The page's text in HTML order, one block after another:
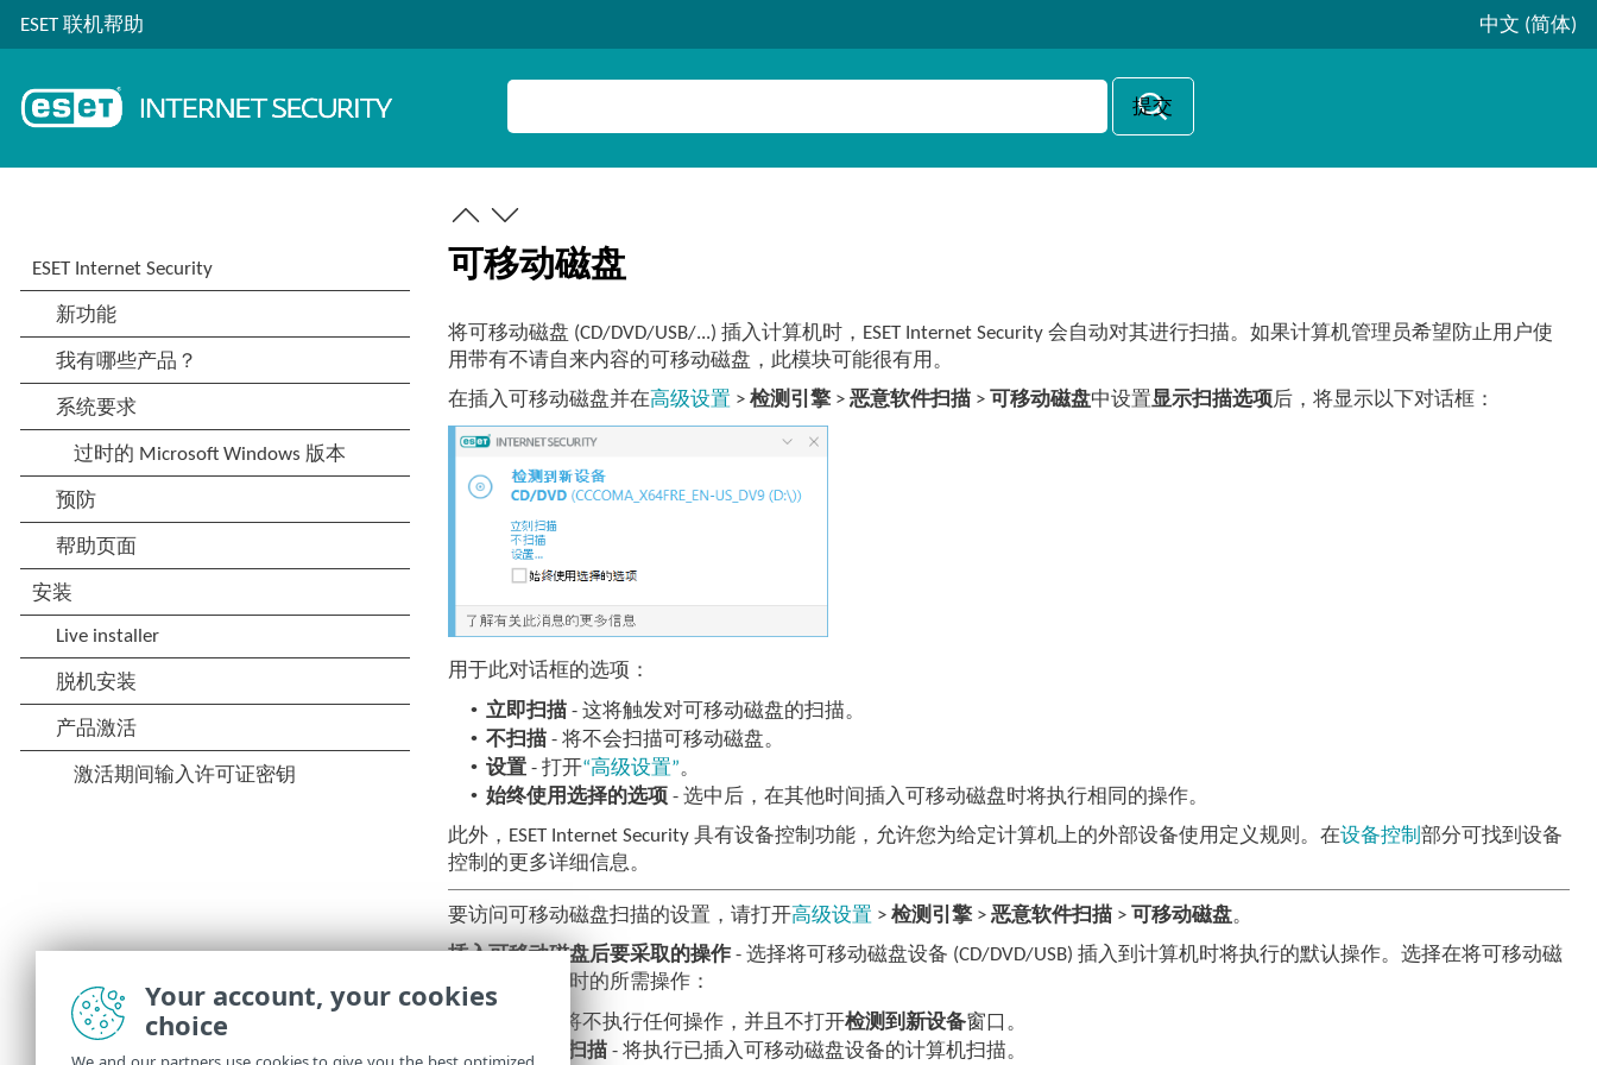
ESET 联机帮助 中文 (简体)
可移动磁盘
将可移动磁盘 (CD/DVD/USB/...) 插入计算机时，ESET Internet Security 会自动对其进行扫描。如果计算机管理员希望防止用户使
用带有不请自来内容的可移动磁盘，此模块可能很有用。
在插入可移动磁盘并在高级设置 >检测引擎>恶意软件扫描 > 可移动磁盘中设置显示扫描选项后，将显示以下对话框：
用于此对话框的选项：
• 立即扫描 - 这将触发对可移动磁盘的扫描。
• 不扫描 - 将不会扫描可移动磁盘。
• 设置 - 打开“高级设置”。
• 始终使用选择的选项 - 选中后，在其他时间插入可移动磁盘时将执行相同的操作。
此外，ESET Internet Security 具有设备控制功能，允许您为给定计算机上的外部设备使用定义规则。在设备控制部分可找到设备
控制的更多详细信息。
要访问可移动磁盘扫描的设置，请打开高级设置 >检测引擎>恶意软件扫描 > 可移动磁盘。
插入可移动磁盘后要采取的操作- 选择将可移动磁盘设备 (CD/DVD/USB) 插入到计算机时将执行的默认操作。选择在将可移动磁
盘插入计算机时的所需操作：
- 将不执行任何操作，并且不打开检测到新设备窗口。
自动设备扫描 - 将执行已插入可移动磁盘设备的计算机扫描。
Your account, your cookies
choice